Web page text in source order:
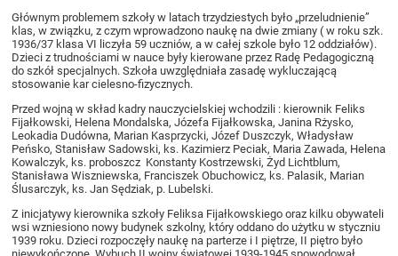
Głównym problemem szkoły w latach trzydziestych było „przeludnienie”
klas, w związku, z czym wprowadzono naukę na dwie zmiany ( w roku szk.
1936/37 klasa VI liczyła 59 uczniów, a w całej szkole było 12 oddziałów).
Dzieci z trudnościami w nauce były kierowane przez Radę Pedagogiczną
do szkół specjalnych. Szkoła uwzględniała zasadę wykluczającą
stosowanie kar cielesno-fizycznych.
Przed wojną w skład kadry nauczycielskiej wchodzili : kierownik Feliks
Fijałkowski, Helena Mondalska, Józefa Fijałkowska, Janina Rżysko,
Leokadia Dudówna, Marian Kasprzycki, Józef Duszczyk, Władysław
Peńsko, Stanisław Sadowski, ks. Kazimierz Peciak, Maria Zawada, Helena
Kowalczyk, ks. proboszcz Konstanty Kostrzewski, Żyd Lichtblum,
Stanisława Wiszniewska, Franciszek Obuchowicz, ks. Palasik, Marian
Ślusarczyk, ks. Jan Sędziak, p. Lubelski.
Z inicjatywy kierownika szkoły Feliksa Fijałkowskiego oraz kilku obywateli
wsi wzniesiono nowy budynek szkolny, który oddano do użytku w styczniu
1939 roku. Dzieci rozpoczęły naukę na parterze i I piętrze, II piętro było